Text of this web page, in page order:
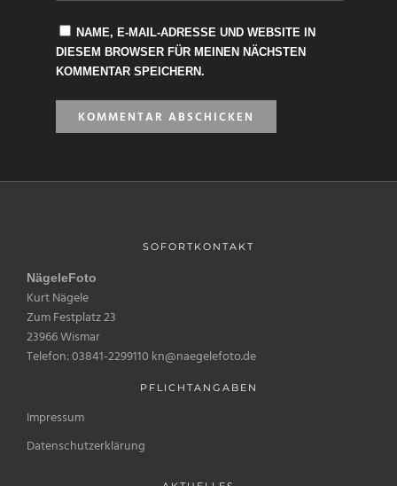
NAME, E-MAIL-ADRESSE UND WEBSITE IN
DIESEM BROWSER FÜR MEINEN NÄCHSTEN
KOMMENTAR SPEICHERN.
SOFORTKONTAKT
NägeleFoto
Kurt Nägele
Zum Festplatz 23
23966 Wismar
Telefon: 03841-2299110 kn@naegelefoto.de
PFLICHTANGABEN
Impressum
Datenschutzerklärung